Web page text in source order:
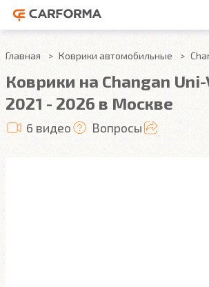
Главная Коврики автомобильные
Коврики на Changan Uni-
2021 - 2026 в Москве
6 видео Вопросы